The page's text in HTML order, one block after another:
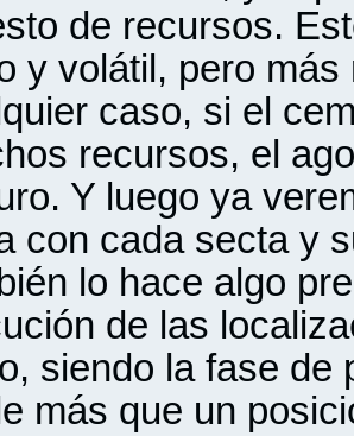
de recursos.
y volátil, pero
caso, si el
recursos, el
Y luego ya
con cada secta y
lo hace algo
de las
siendo la fase de
más que un